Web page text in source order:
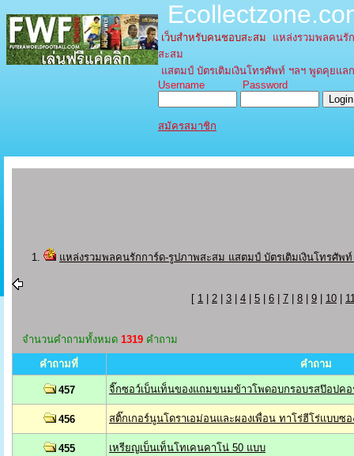
เว็บสำหรับคนชอบสะสม แหล่งรวมพลคนรั
สะสม
แสตมป์ บัตรเติมเงินโทรศัพท์ ฯลฯ พูดคุยแล
Username Password
สมัครสมาชิก
แหล่งรวมพลคนรักการ์ด-รูปภาพสะสม แสตมป์ บัตรเติมเงินโทรศั
[ 1 2 3 4 5 6 7 8 9 10
จํานวนคำถามทั้งหมด 1319 คำถาม
คำถามที่ คำถาม
457 จิ๊กซอว์เบ็นเท็นของแถมขนมข้าวโพดอบกรอบรสป๊อปค
456 สติ๊กเกอร์นูนโดราเอม่อนและผองเพื่อน ทาโร่ฮีโร่แบบซ
455 เหรียญเบ็นเท็นโทเคนคาโน่ 50 แบบ